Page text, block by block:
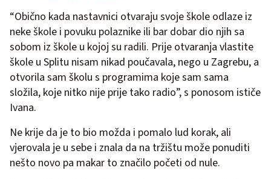
“Obično kada nastavnici otvaraju svoje škole odlaze iz
neke škole i povuku polaznike ili bar dobar dio njih sa
sobom iz škole u kojoj su radili. Prije otvaranja vlastite
škole u Splitu nisam nikad poučavala, nego u Zagrebu, a
otvorila sam školu s programima koje sam sama
složila, koje nitko nije prije tako radio”, s ponosom ističe
Ivana.
Ne krije da je to bio možda i pomalo lud korak, ali
vjerovala je u sebe i znala da na tržištu može ponuditi
nešto novo pa makar to značilo početi od nule.